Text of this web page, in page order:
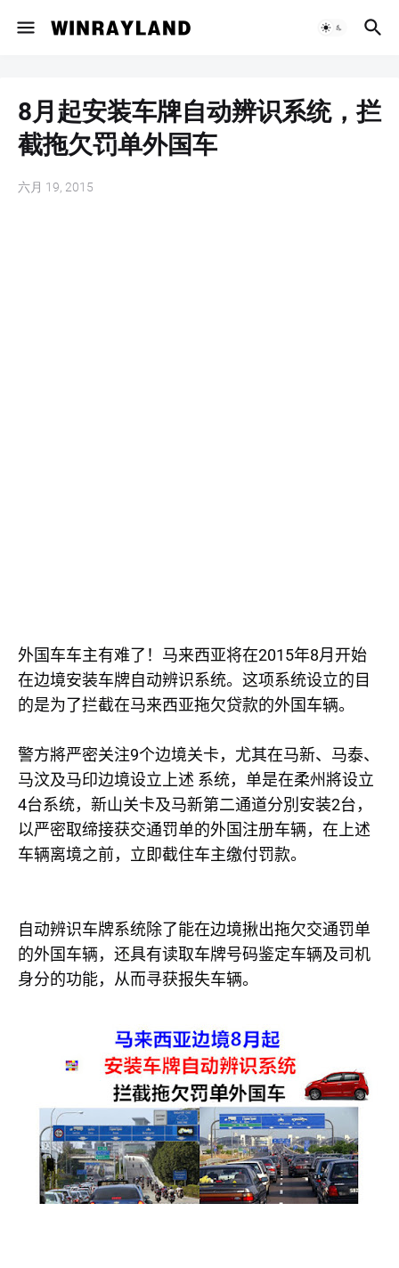
8月起安装车牌自动辨识系统，拦
截拖欠罚单外国车
六月 19, 2015
外国车车主有难了！马来西亚将在2015年8月开始
在边境安装车牌自动辨识系统。这项系统设立的目
的是为了拦截在马来西亚拖欠贷款的外国车辆。
警方將严密关注9个边境关卡，尤其在马新、马泰、
马汶及马印边境设立上述 系统，单是在柔州將设立
4台系统，新山关卡及马新第二通道分別安装2台，
以严密取缔接获交通罚单的外国注册车辆，在上述
车辆离境之前，立即截住车主缴付罚款。
自动辨识车牌系统除了能在边境揪出拖欠交通罚单
的外国车辆，还具有读取车牌号码鉴定车辆及司机
身分的功能，从而寻获报失车辆。